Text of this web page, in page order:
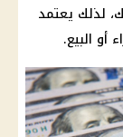
لذلك يعتمد
أو البيع.